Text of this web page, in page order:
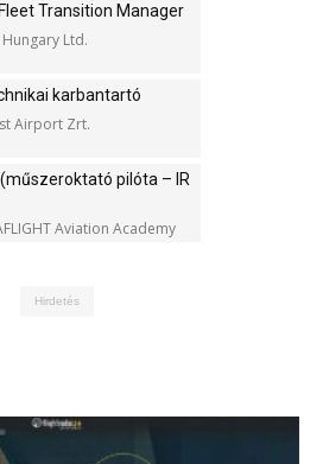
Transition Manager
Ltd.
karbantartó
Airport Zrt.
pilóta – IR
Aviation Academy
Hirdetés